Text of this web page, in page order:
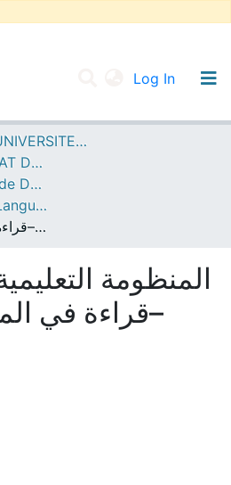
Log In
SIDI BEL ABBES
--> DSPACE UNIVERSITE DJILALLI LIABES DE SIDI BEL ABBES
A--> VICE-RECTORAT DE LA POST-GRADUATION
2- [ VRPG] Thèses de Doctorat en Sciences
- [ VRPG-Doc-Sc] Langue et littérature arabe --- لغة وأدب عربي
-المنظومة التعليمية في الجزائر –قراءة في المنهاج والتقويم
–قراءة في